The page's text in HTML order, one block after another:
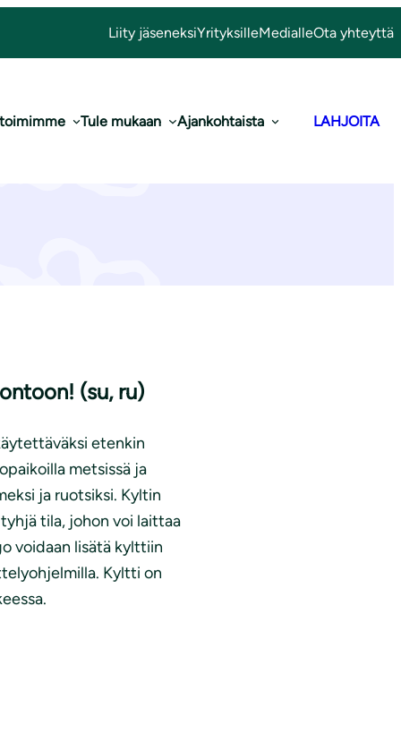
Liity jäseneksiYrityksilleMedialleOta yhteyttä
Tule mukaan Ajankohtaista LAHJOITA
(su, ru)
(su, ru)
etenkin
metsissä ja
ja ruotsiksi. Kyltin
tila, johon voi laittaa
voidaan lisätä kylttiin
Kyltti on